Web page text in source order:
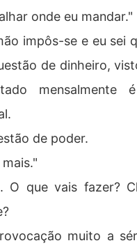
onde eu mandar."
impôs-se e eu sei
de dinheiro,
mensalmente
de poder.
O que vais fazer?
muito a